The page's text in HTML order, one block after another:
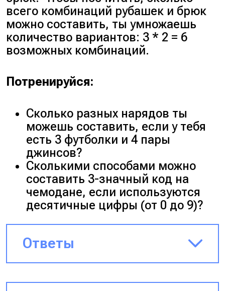
всего комбинаций рубашек и брюк
можно составить, ты умножаешь
количество вариантов: 3 * 2 = 6
возможных комбинаций.
Потренируйся:
Сколько разных нарядов ты
можешь составить, если у тебя
есть 3 футболки и 4 пары
джинсов?
Сколькими способами можно
составить 3-значный код на
чемодане, если используются
десятичные цифры (от 0 до 9)?
Ответы